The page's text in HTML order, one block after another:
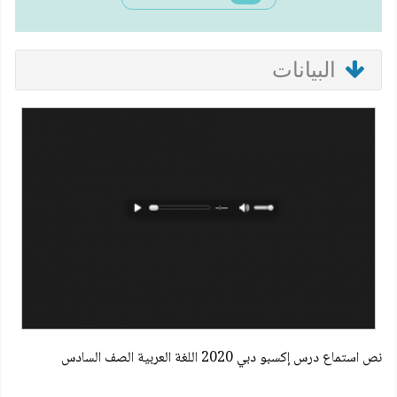
البيانات
نص استماع درس إكسبو دبي 2020 اللغة العربية الصف السادس